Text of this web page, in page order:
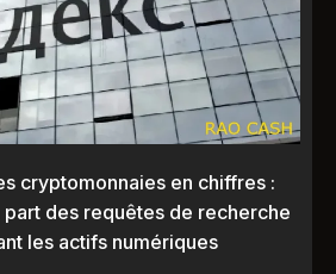
cryptomonnaies en chiffres :
des requêtes de recherche
les actifs numériques